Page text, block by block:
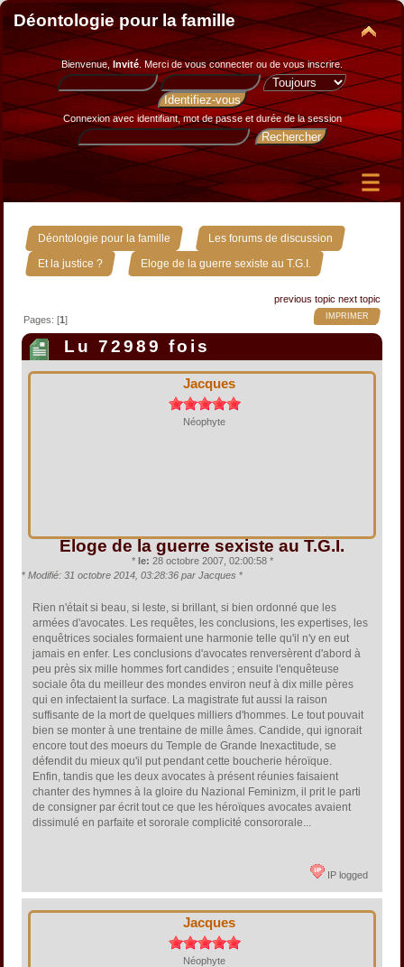
Déontologie pour la famille
Bienvenue, Invité. Merci devous connecter ou de vous inscrire.
Connexion avec identifiant, mot de passe et durée de la session
Déontologie pour la famille » Les forums de discussion »
Et la justice ? » Eloge de la guerre sexiste au T.G.I.
previous topic next topic
IMPRIMER
Pages: [1]
Lu 72989 fois
Jacques
Néophyte
Eloge de la guerre sexiste au T.G.I.
* le: 28 octobre 2007, 02:00:58 *
* Modifié: 31 octobre 2014, 03:28:36 par Jacques *
Rien n'était si beau, si leste, si brillant, si bien ordonné que les
armées d'avocates. Les requêtes, les conclusions, les expertises, les
enquêtrices sociales formaient une harmonie telle qu'il n'y en eut
jamais en enfer. Les conclusions d'avocates renversèrent d'abord à
peu près six mille hommes fort candides ; ensuite l'enquêteuse
sociale ôta du meilleur des mondes environ neuf à dix mille pères
qui en infectaient la surface. La magistrate fut aussi la raison
suffisante de la mort de quelques milliers d'hommes. Le tout pouvait
bien se monter à une trentaine de mille âmes. Candide, qui ignorait
encore tout des moeurs du Temple de Grande Inexactitude, se
défendit du mieux qu'il put pendant cette boucherie héroïque.
Enfin, tandis que les deux avocates à présent réunies faisaient
chanter des hymnes à la gloire du Nazional Feminizm, il prit le parti
de consigner par écrit tout ce que les héroïques avocates avaient
dissimulé en parfaite et sororale complicité consororale...
IP logged
Jacques
Néophyte